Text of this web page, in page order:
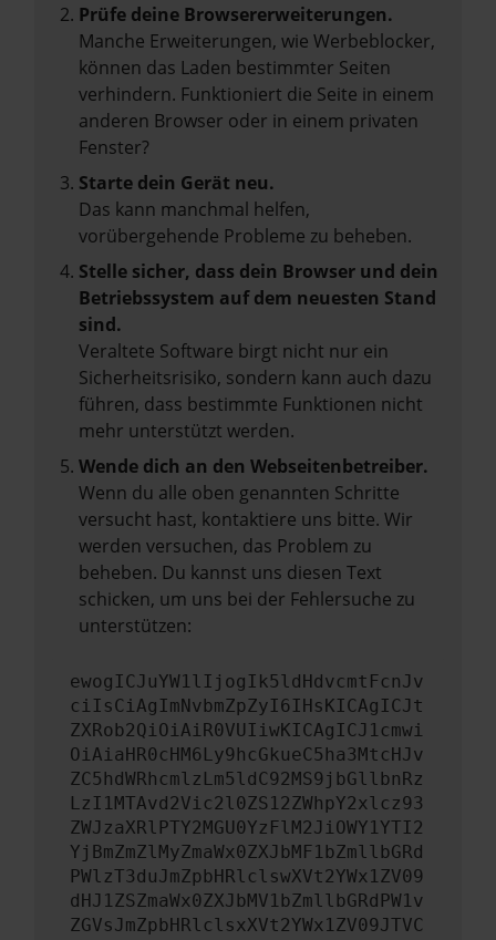
Prüfe deine Browsererweiterungen.
Manche Erweiterungen, wie Werbeblocker,
können das Laden bestimmter Seiten
verhindern. Funktioniert die Seite in einem
anderen Browser oder in einem privaten
Fenster?
Starte dein Gerät neu.
Das kann manchmal helfen,
vorübergehende Probleme zu beheben.
Stelle sicher, dass dein Browser und dein
Betriebssystem auf dem neuesten Stand
sind.
Veraltete Software birgt nicht nur ein
Sicherheitsrisiko, sondern kann auch dazu
führen, dass bestimmte Funktionen nicht
mehr unterstützt werden.
Wende dich an den Webseitenbetreiber.
Wenn du alle oben genannten Schritte
versucht hast, kontaktiere uns bitte. Wir
werden versuchen, das Problem zu
beheben. Du kannst uns diesen Text
schicken, um uns bei der Fehlersuche zu
unterstützen:
ewogICJuYW1lIjogIk5ldHdvcmtFcnJv
ciIsCiAgImNvbmZpZyI6IHsKICAgICJt
ZXRob2QiOiAiR0VUIiwKICAgICJ1cmwi
OiAiaHR0cHM6Ly9hcGkueC5ha3MtcHJv
ZC5hdWRhcmlzLm5ldC92MS9jbGllbnRz
LzI1MTAvd2Vic2l0ZS12ZWhpY2xlcz93
ZWJzaXRlPTY2MGU0YzFlM2JiOWY1YTI2
YjBmZmZlMyZmaWx0ZXJbMF1bZmllbGRd
PWlzT3duJmZpbHRlclswXVt2YWx1ZV09
dHJ1ZSZmaWx0ZXJbMV1bZmllbGRdPW1v
ZGVsJmZpbHRlclsxXVt2YWx1ZV09JTVC